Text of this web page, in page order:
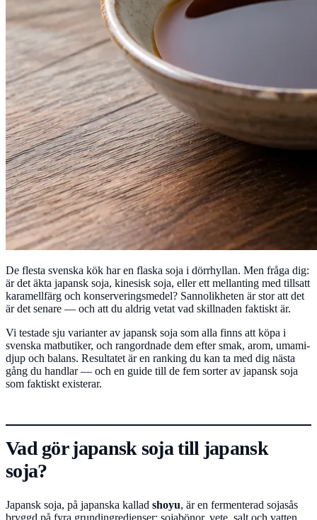
De flesta svenska kök har en flaska soja i dörrhyllan. Men fråga dig:
är det äkta japansk soja, kinesisk soja, eller ett mellanting med tillsatt
karamellfärg och konserveringsmedel? Sannolikheten är stor att det
är det senare — och att du aldrig vetat vad skillnaden faktiskt är.
Vi testade sju varianter av japansk soja som alla finns att köpa i
svenska matbutiker, och rangordnade dem efter smak, arom, umami-
djup och balans. Resultatet är en ranking du kan ta med dig nästa
gång du handlar — och en guide till de fem sorter av japansk soja
som faktiskt existerar.
Vad gör japansk soja till japansk
soja?
Japansk soja, på japanska kallad shoyu, är en fermenterad sojasås